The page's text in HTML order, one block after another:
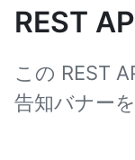
REST
この REST
告知バナー